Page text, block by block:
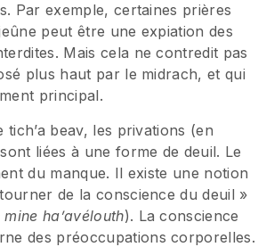
Par exemple, certaines prières
peut être une expiation des
Mais cela ne contredit pas
plus haut par le midrach, et qui
principal.
tich’a beav, les privations (en
liées à une forme de deuil. Le
du manque. Il existe une notion
de la conscience du deuil »
ha’avélouth). La conscience
des préoccupations corporelles.